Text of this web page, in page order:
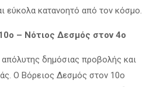
εύκολα κατανοητό από τον κόσμο.
– Νότιος Δεσμός στον 4ο
απόλυτης δημόσιας προβολής και
Ο Βόρειος Δεσμός στον 10ο